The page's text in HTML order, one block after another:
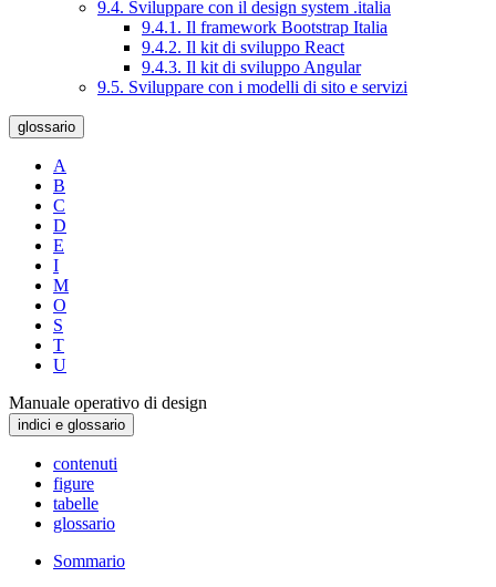
9.4. Sviluppare con il design system .italia
9.4.1. Il framework Bootstrap Italia
9.4.2. Il kit di sviluppo React
9.4.3. Il kit di sviluppo Angular
9.5. Sviluppare con i modelli di sito e servizi
glossario
A
B
C
D
E
I
M
O
S
T
U
Manuale operativo di design
indici e glossario
contenuti
figure
tabelle
glossario
Sommario